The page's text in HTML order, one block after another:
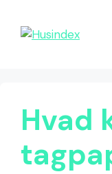
indhold
Hvad